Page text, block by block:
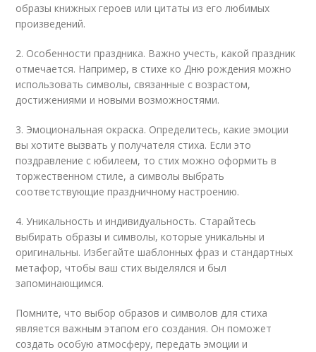
образы книжных героев или цитаты из его любимых
произведений.
2. Особенности праздника. Важно учесть, какой праздник
отмечается. Например, в стихе ко Дню рождения можно
использовать символы, связанные с возрастом,
достижениями и новыми возможностями.
3. Эмоциональная окраска. Определитесь, какие эмоции
вы хотите вызвать у получателя стиха. Если это
поздравление с юбилеем, то стих можно оформить в
торжественном стиле, а символы выбрать
соответствующие праздничному настроению.
4. Уникальность и индивидуальность. Старайтесь
выбирать образы и символы, которые уникальны и
оригинальны. Избегайте шаблонных фраз и стандартных
метафор, чтобы ваш стих выделялся и был
запоминающимся.
Помните, что выбор образов и символов для стиха
является важным этапом его создания. Он поможет
создать особую атмосферу, передать эмоции и